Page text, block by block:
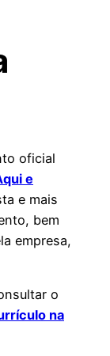
oficial
e
e mais
bem
empresa,
o
na